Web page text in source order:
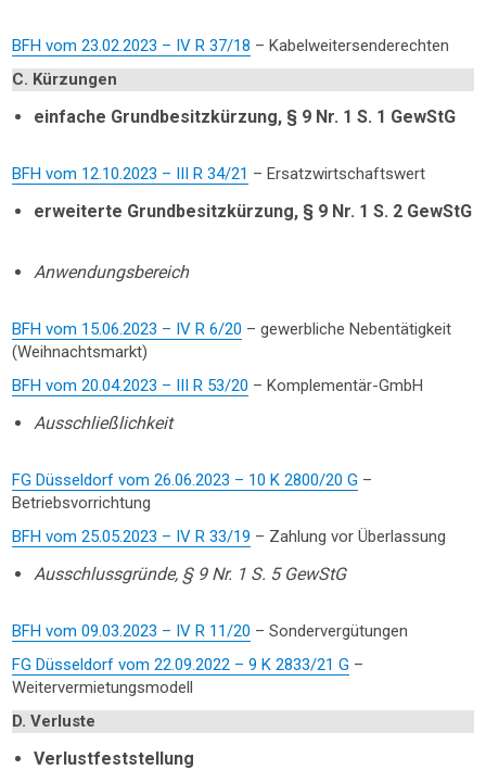
BFH vom 23.02.2023 – IV R 37/18 – Kabelweitersenderechten
C. Kürzungen
einfache Grundbesitzkürzung, § 9 Nr. 1 S. 1 GewStG
BFH vom 12.10.2023 – III R 34/21 – Ersatzwirtschaftswert
erweiterte Grundbesitzkürzung, § 9 Nr. 1 S. 2 GewStG
Anwendungsbereich
BFH vom 15.06.2023 – IV R 6/20 – gewerbliche Nebentätigkeit
(Weihnachtsmarkt)
BFH vom 20.04.2023 – III R 53/20 – Komplementär-GmbH
Ausschließlichkeit
FG Düsseldorf vom 26.06.2023 – 10 K 2800/20 G –
Betriebsvorrichtung
BFH vom 25.05.2023 – IV R 33/19 – Zahlung vor Überlassung
Ausschlussgründe, § 9 Nr. 1 S. 5 GewStG
BFH vom 09.03.2023 – IV R 11/20 – Sondervergütungen
FG Düsseldorf vom 22.09.2022 – 9 K 2833/21 G –
Weitervermietungsmodell
D. Verluste
Verlustfeststellung